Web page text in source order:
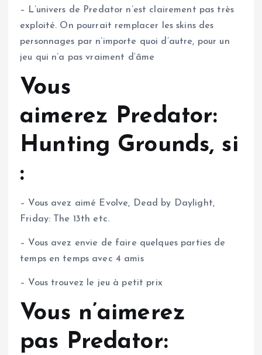
– L’univers de Predator n’est clairement pas très
exploité. On pourrait remplacer les skins des
personnages par n’importe quoi d’autre, pour un
jeu qui n’a pas vraiment d’âme
Vous
aimerez Predator:
Hunting Grounds, si
:
– Vous avez aimé Evolve, Dead by Daylight,
Friday: The 13th etc.
– Vous avez envie de faire quelques parties de
temps en temps avec 4 amis
– Vous trouvez le jeu à petit prix
Vous n’aimerez
pas Predator: